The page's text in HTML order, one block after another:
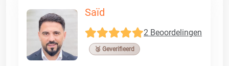
Saïd
2 Beoordelingen
🥉 Geverifieerd